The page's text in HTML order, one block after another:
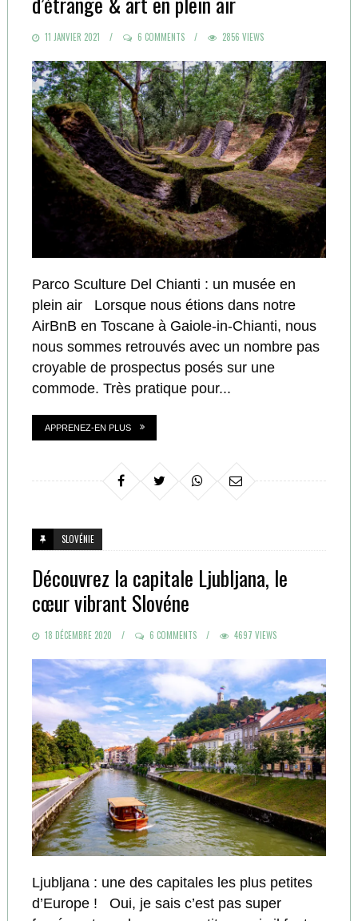
POSTED
11 JANVIER 2021 6 COMMENTS 2856 VIEWS
Parco Sculture Del Chianti : un musée en
plein air Lorsque nous étions dans notre
AirBnB en Toscane à Gaiole-in-Chianti, nous
nous sommes retrouvés avec un nombre pas
croyable de prospectus posés sur une
commode. Très pratique pour...
APPRENEZ-EN PLUS
SLOVÉNIE
Découvrez la capitale Ljubljana, le
cœur vibrant Slovéne
POSTED
18 DÉCEMBRE 2020 6 COMMENTS 4697 VIEWS
Ljubljana : une des capitales les plus petites
d’Europe ! Oui, je sais c’est pas super